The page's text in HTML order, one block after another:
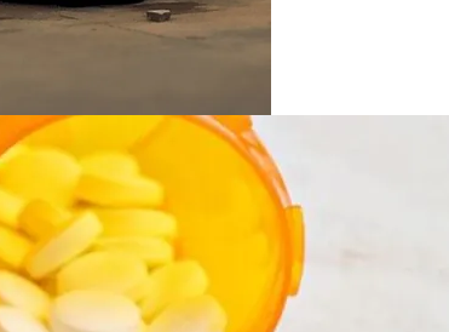
Из США: В Чем Подвох